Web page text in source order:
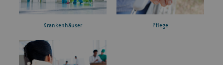
Krankenhäuser Pflege